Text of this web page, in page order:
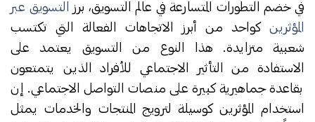
في خضم التطورات المتسارعة في عالم التسويق، برز
التسويق عبر
المؤثرين كواحد من أبرز الاتجاهات الفعالة التي تكتسب
شعبية متزايدة. هذا النوع من التسويق يعتمد على
الاستفادة من التأثير الاجتماعي للأفراد الذين يتمتعون
بقاعدة جماهيرية كبيرة على منصات التواصل الاجتماعي. إن
استخدام المؤثرين كوسيلة لترويج المنتجات والخدمات يمثل